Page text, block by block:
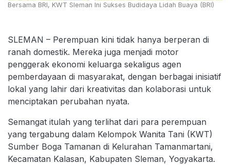
Bersama BRI, KWT Sleman Ini Sukses Budidaya Lidah Buaya (BRI)
SLEMAN – Perempuan kini tidak hanya berperan di
ranah domestik. Mereka juga menjadi motor
penggerak ekonomi keluarga sekaligus agen
pemberdayaan di masyarakat, dengan berbagai inisiatif
lokal yang lahir dari kreativitas dan kolaborasi untuk
menciptakan perubahan nyata.
Semangat itulah yang terlihat dari para perempuan
yang tergabung dalam Kelompok Wanita Tani (KWT)
Sumber Boga Tamanan di Kelurahan Tamanmartani,
Kecamatan Kalasan, Kabupaten Sleman, Yogyakarta.